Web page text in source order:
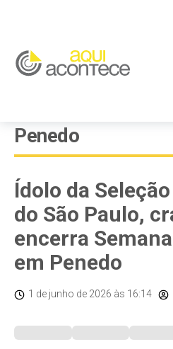
Penedo
Ídolo da
do São Paulo,
encerra
em Penedo
1 de junho de 2026 às 16:14